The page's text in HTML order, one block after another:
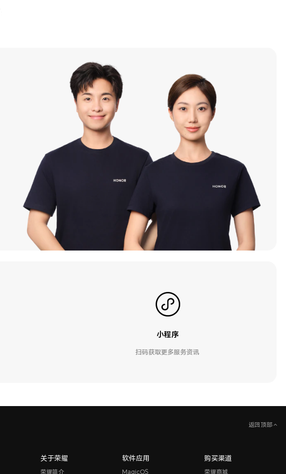
小程序
扫码获取更多服务资讯
返回顶部
关于荣耀
荣耀简介
软件应用
MagicOS
购买渠道
荣耀商城